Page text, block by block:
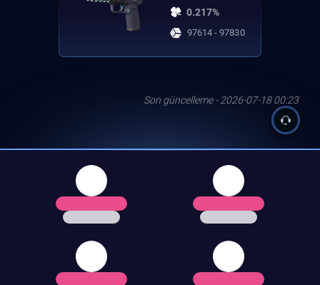
0.217%
97614 - 97830
Son güncelleme - 2026-07-18 00:23